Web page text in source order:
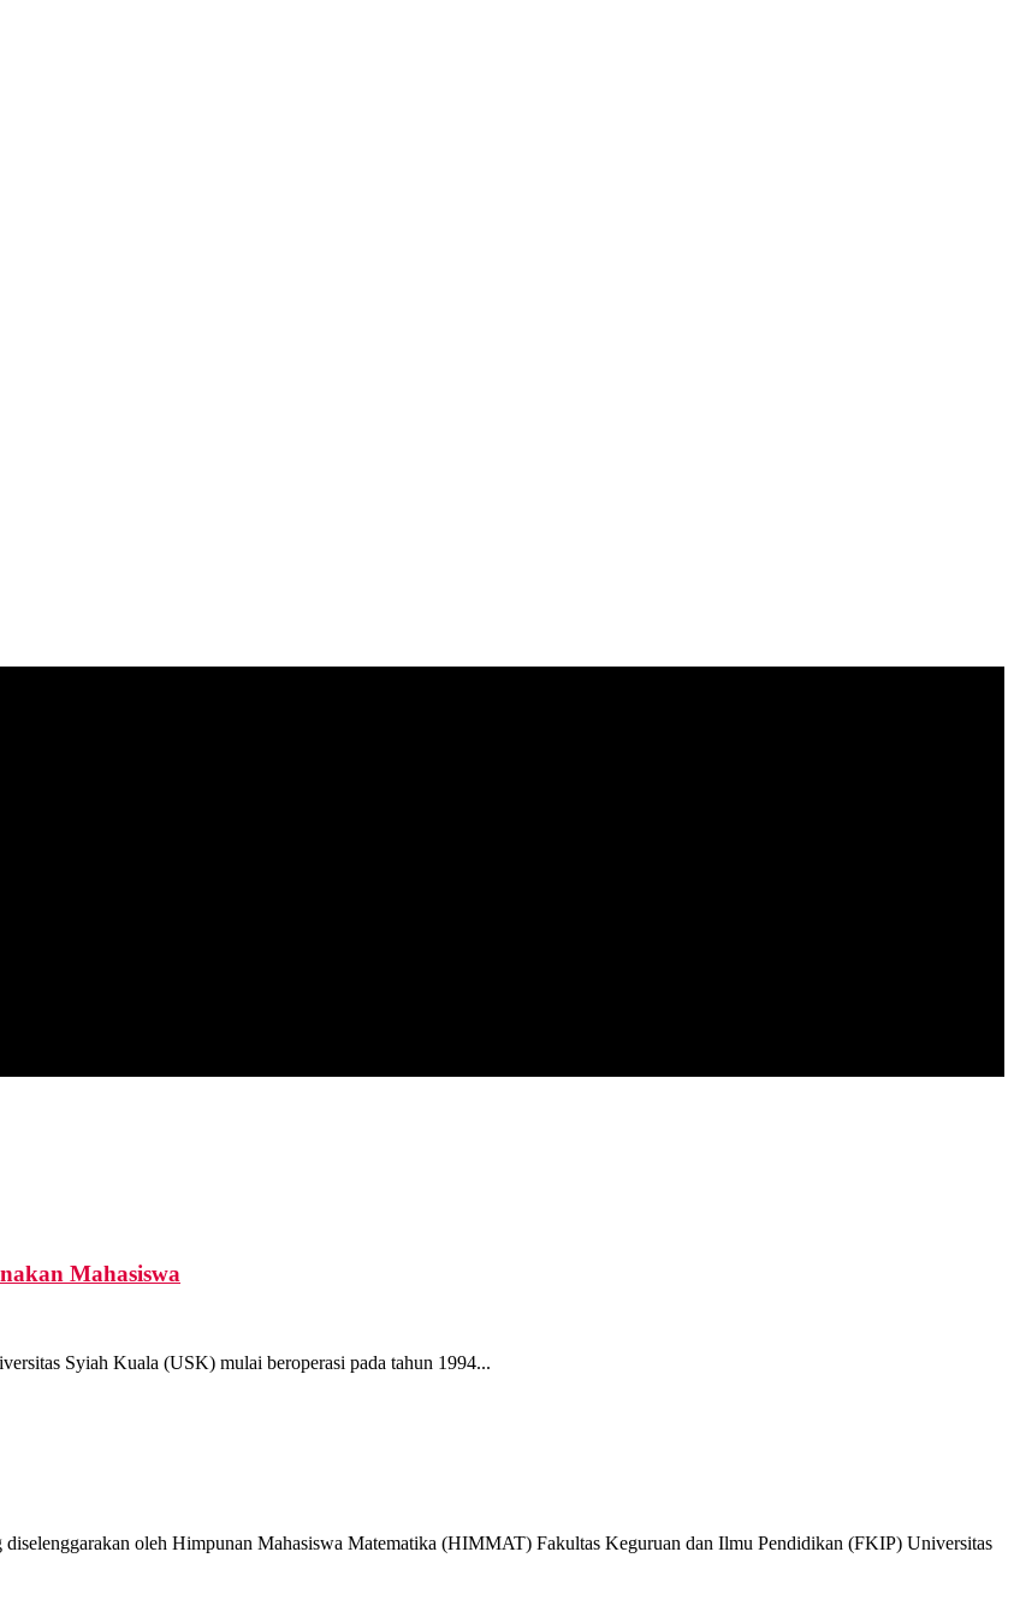
Mahasiswa
Syiah Kuala (USK) mulai beroperasi pada tahun 1994...
oleh Himpunan Mahasiswa Matematika (HIMMAT) Fakultas Keguruan dan Ilmu Pendidikan (FKIP) Universitas